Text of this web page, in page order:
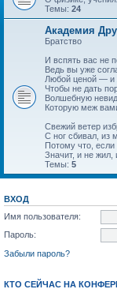
Темы: 24
Академия
Братство
И вспять вас не
Ведь вы уже
Любой ценой — и
Чтобы не дать
Волшебную
Которую меж
Свежий ветер
С ног сбивал, из
Потому что, если
Значит, и не
Темы: 5
ВХОД
Имя пользователя:
Пароль:
Забыли пароль?
КТО СЕЙЧАС НА